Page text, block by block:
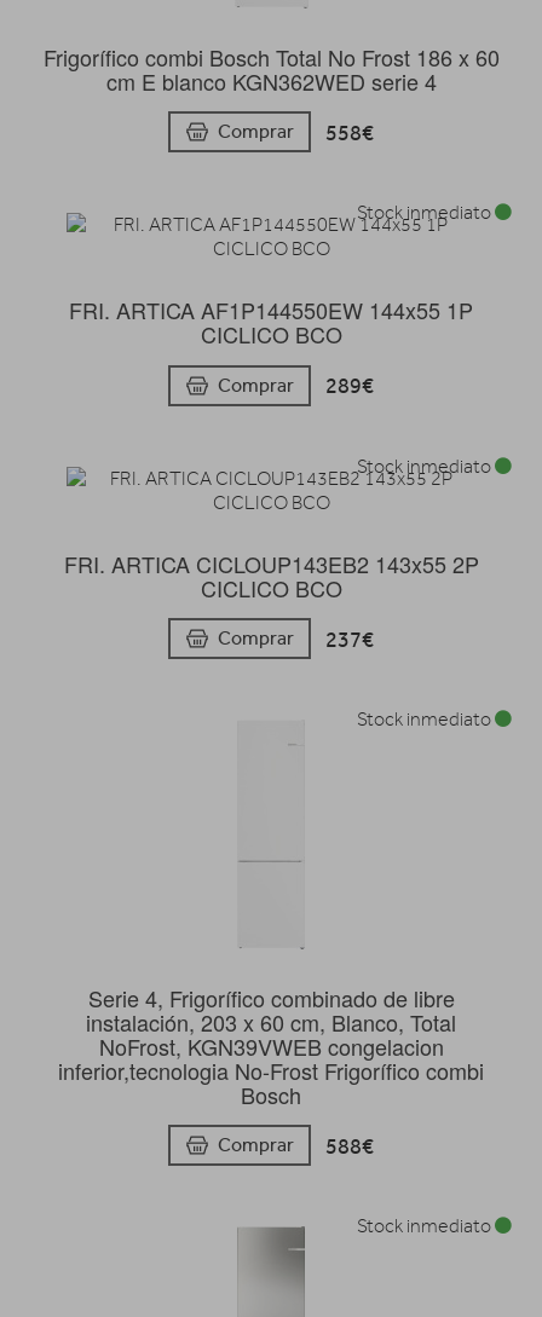
Frigorífico combi Bosch Total No Frost 186 x 60
cm E blanco KGN362WED serie 4
Comprar 558€
FRI. ARTICA AF1P144550EW 144x55 1P
CICLICO BCO
Comprar 289€
Stock inmediato
FRI. ARTICA CICLOUP143EB2 143x55 2P
CICLICO BCO
Comprar 237€
Stock inmediato
Serie 4, Frigorífico combinado de libre
instalación, 203 x 60 cm, Blanco, Total
NoFrost, KGN39VWEB congelacion
inferior,tecnologia No-Frost Frigorífico combi
Bosch
Comprar 588€
Stock inmediato
Stock inmediato